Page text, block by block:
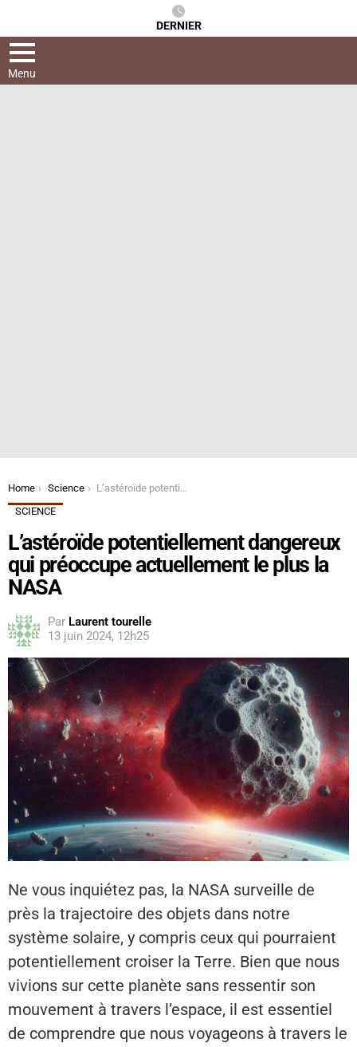
DERNIER
Menu
You are here:
Home Science
L’astéroïde potentiellement dangereux qui préoccupe actuellement le plus la NASA
SCIENCE
L’astéroïde potentiellement dangereux
qui préoccupe actuellement le plus la
NASA
Par Laurent tourelle
13 juin 2024, 12h25
Ne vous inquiétez pas, la NASA surveille de
près la trajectoire des objets dans notre
système solaire, y compris ceux qui pourraient
potentiellement croiser la Terre. Bien que nous
vivions sur cette planète sans ressentir son
mouvement à travers l’espace, il est essentiel
de comprendre que nous voyageons à travers le